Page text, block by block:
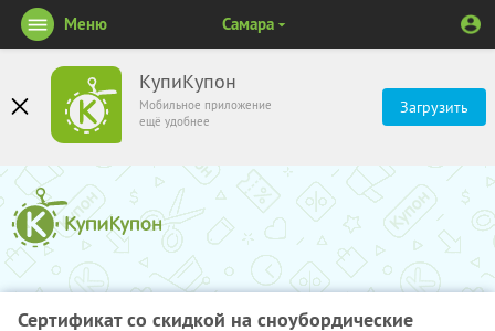
КупиКупон
Мобильное приложение
ещё удобнее
Загрузить
Меню Самара
Сертификат со скидкой на сноубордические